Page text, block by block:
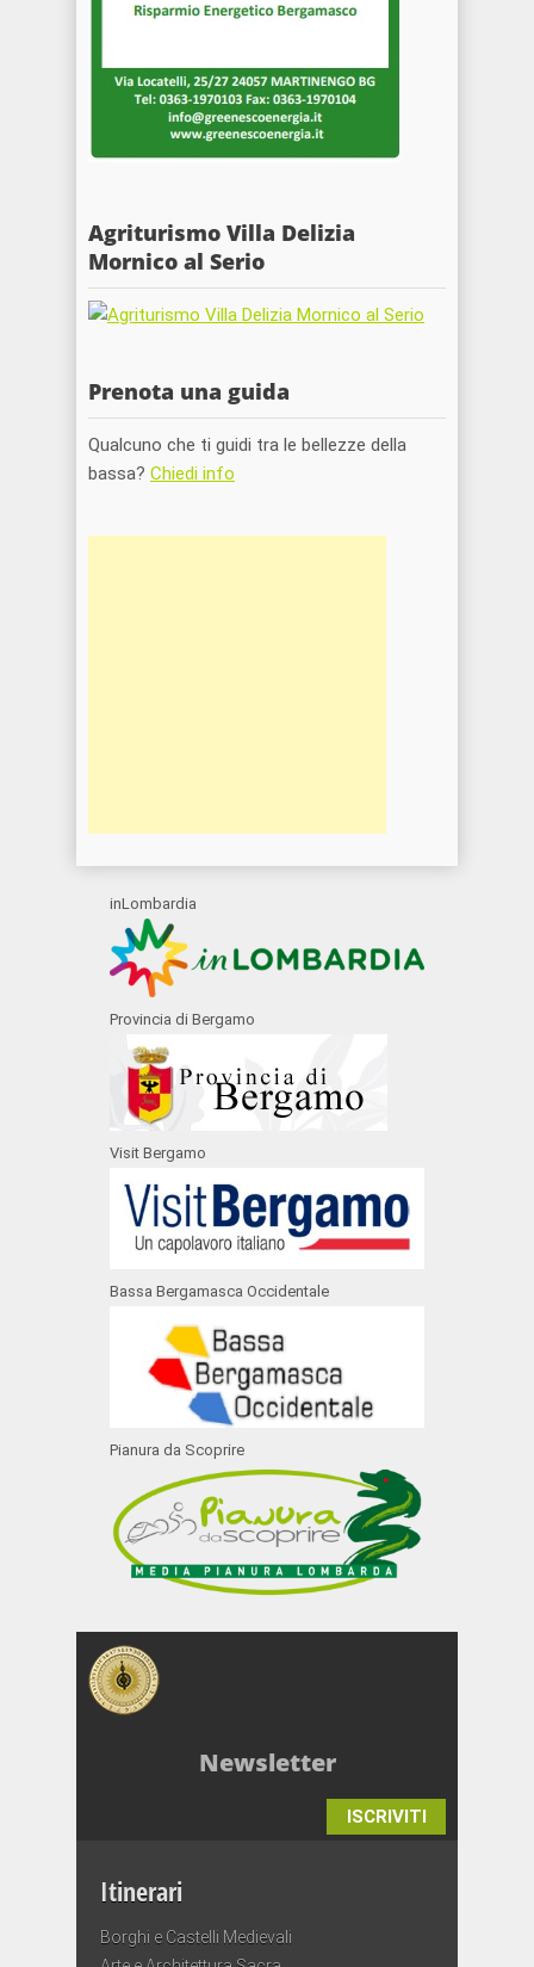
Agriturismo Villa Delizia
Mornico al Serio
Prenota una guida
Qualcuno che ti guidi tra le bellezze della
bassa? Chiedi info
inLombardia
Provincia di Bergamo
Visit Bergamo
Bassa Bergamasca Occidentale
Pianura da Scoprire
Newsletter
ISCRIVITI
Itinerari
Borghi e Castelli Medievali